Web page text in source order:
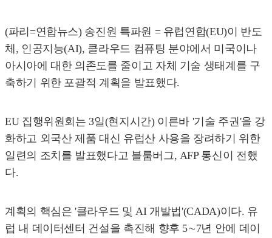
(파리=연합뉴스) 송진원 특파원 = 유럽연합(EU)이 반도
체, 인공지능(AI), 클라우드 컴퓨팅 분야에서 미국이나
아시아에 대한 의존도를 줄이고 자체 기술 생태계를 구
축하기 위한 포괄적 계획을 발표했다.
EU 집행위원회는 3일(현지시간) 이른바 '기술 주권'을 강
화하고 외국산 제품 대신 유럽산 사용을 장려하기 위한
일련의 조치를 발표했다고 블룸버그, AFP 통신이 전했
다.
계획의 핵심은 '클라우드 및 AI 개발법'(CADA)이다. 유
럽 내 데이터센터 건설을 촉진해 향후 5∼7년 안에 데이